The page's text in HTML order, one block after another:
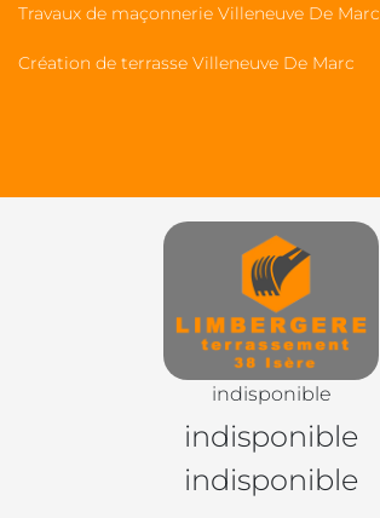
Travaux de maçonnerie Villeneuve De Marc
Création de terrasse Villeneuve De Marc
indisponible
indisponible
indisponible